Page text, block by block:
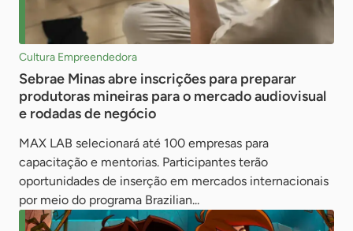
Cultura Empreendedora
Sebrae Minas abre inscrições para preparar
produtoras mineiras para o mercado audiovisual
e rodadas de negócio
MAX LAB selecionará até 100 empresas para
capacitação e mentorias. Participantes terão
oportunidades de inserção em mercados internacionais
por meio do programa Brazilian...